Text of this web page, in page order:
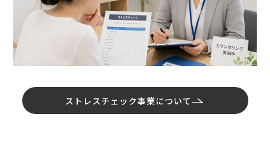
ストレスチェック事業について